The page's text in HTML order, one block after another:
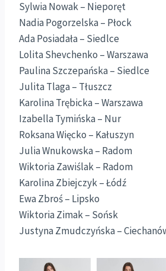
Sylwia Nowak – Nieporęt
Nadia Pogorzelska – Płock
Ada Posiadała – Siedlce
Lolita Shevchenko – Warszawa
Paulina Szczepańska – Siedlce
Julita Tlaga – Tłuszcz
Karolina Trębicka – Warszawa
Izabella Tymińska – Nur
Roksana Więcko – Kałuszyn
Julia Wnukowska – Radom
Wiktoria Zawiślak – Radom
Karolina Zbiejczyk – Łódź
Ewa Zbroś – Lipsko
Wiktoria Zimak – Sońsk
Justyna Zmudczyńska –